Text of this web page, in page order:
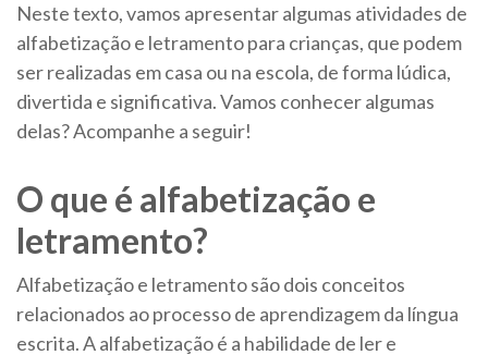
Neste texto, vamos apresentar algumas atividades de
alfabetização e letramento para crianças, que podem
ser realizadas em casa ou na escola, de forma lúdica,
divertida e significativa. Vamos conhecer algumas
delas? Acompanhe a seguir!
O que é alfabetização e
letramento?
Alfabetização e letramento são dois conceitos
relacionados ao processo de aprendizagem da língua
escrita. A alfabetização é a habilidade de ler e